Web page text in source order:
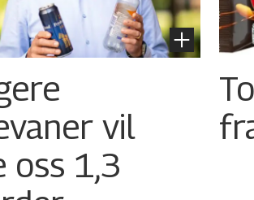
vil
oss 1,3